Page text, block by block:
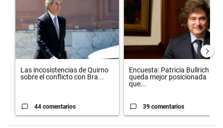
Las incosistencias de Quirno
sobre el conflicto con Bra...
44 comentarios
Encuesta: Patricia Bullrich
queda mejor posicionada
que...
39 comentarios